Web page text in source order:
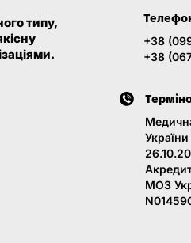
типу,
+38
+38
МОЗ